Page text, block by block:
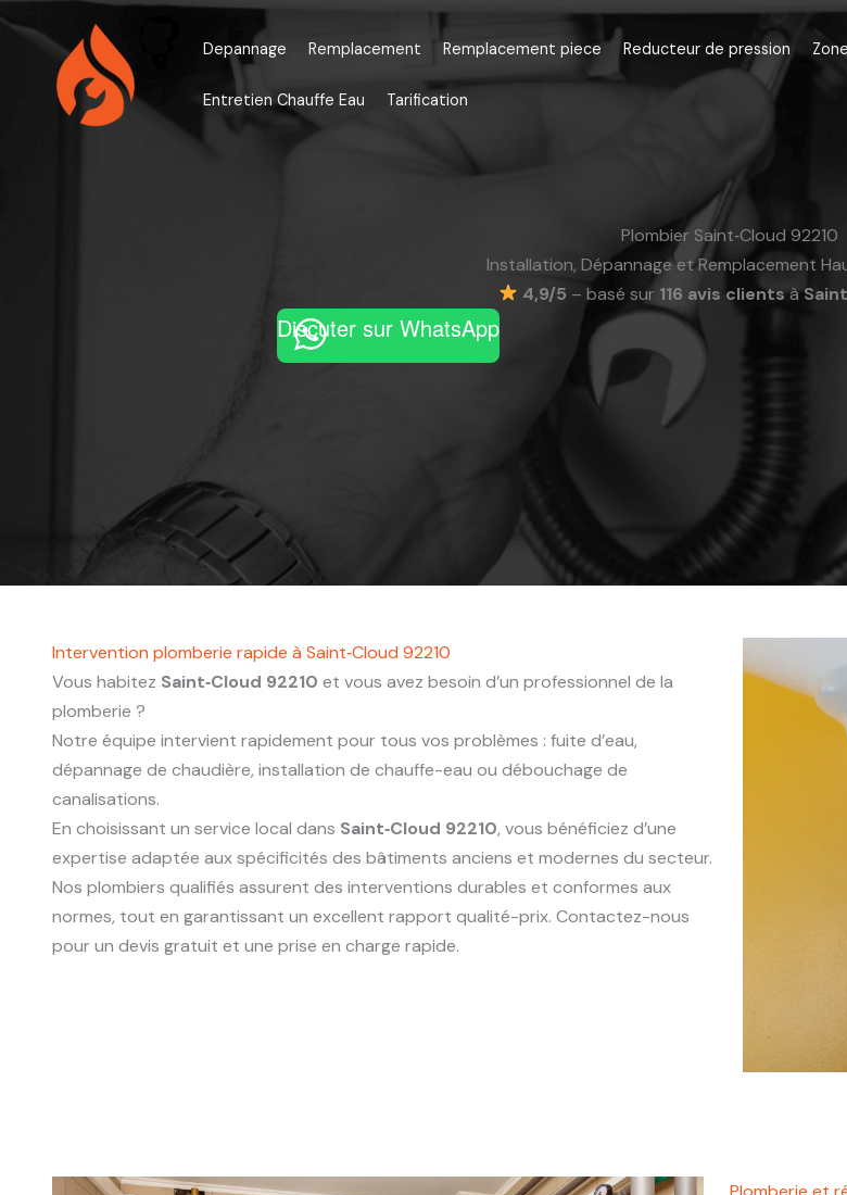
Aller
contenu
Depannage Remplacement Remplacement piece Reducteur de pression
Entretien Chauffe Eau Tarification
Plombier Saint‑Cloud 92210
Installation, Dépannage et Remplacement
4,9/5 – basé sur 116 avis clientsà
Discuter sur WhatsApp
Intervention plomberie rapide à Saint‑Cloud 92210
Vous habitez Saint‑Cloud 92210 et vous avez besoin d’un professionnel de la
plomberie ?
Notre équipe intervient rapidement pour tous vos problèmes : fuite d’eau,
dépannage de chaudière, installation de chauffe-eau ou débouchage de
canalisations.
En choisissant un service local dans Saint‑Cloud 92210, vous bénéficiez d’une
expertise adaptée aux spécificités des bâtiments anciens et modernes du secteur.
Nos plombiers qualifiés assurent des interventions durables et conformes aux
normes, tout en garantissant un excellent rapport qualité-prix. Contactez-nous
pour un devis gratuit et une prise en charge rapide.